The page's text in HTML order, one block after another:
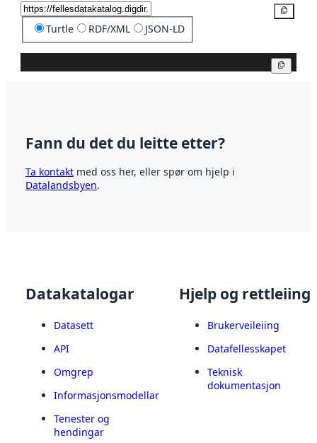
Turtle RDF/XML JSON-LD
Fann du det du leitte etter?
Ta kontakt med oss her, eller spør om hjelp i
Datalandsbyen.
Datakatalogar
Datasett
API
Omgrep
Informasjonsmodellar
Tenester og
hendingar
Hjelp og rettleiing
Brukerveileiing
Datafellesskapet
Teknisk
dokumentasjon